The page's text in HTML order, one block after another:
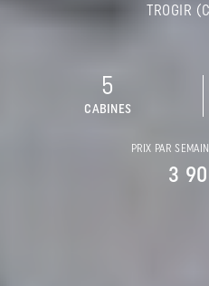
TROGIR
5
CABINES
PRIX PAR
3